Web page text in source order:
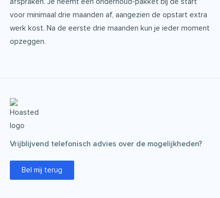
voor minimaal drie maanden af, aangezien de opstart extra
werk kost. Na de eerste drie maanden kun je ieder moment
opzeggen.
Vrijblijvend telefonisch advies over de mogelijkheden?
Bel mij terug